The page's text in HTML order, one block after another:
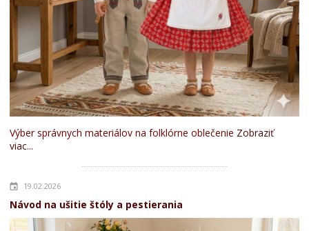
Výber správnych materiálov na folklórne oblečenie Zobraziť
viac...
19.02.2026
Návod na ušitie štóly a pestierania